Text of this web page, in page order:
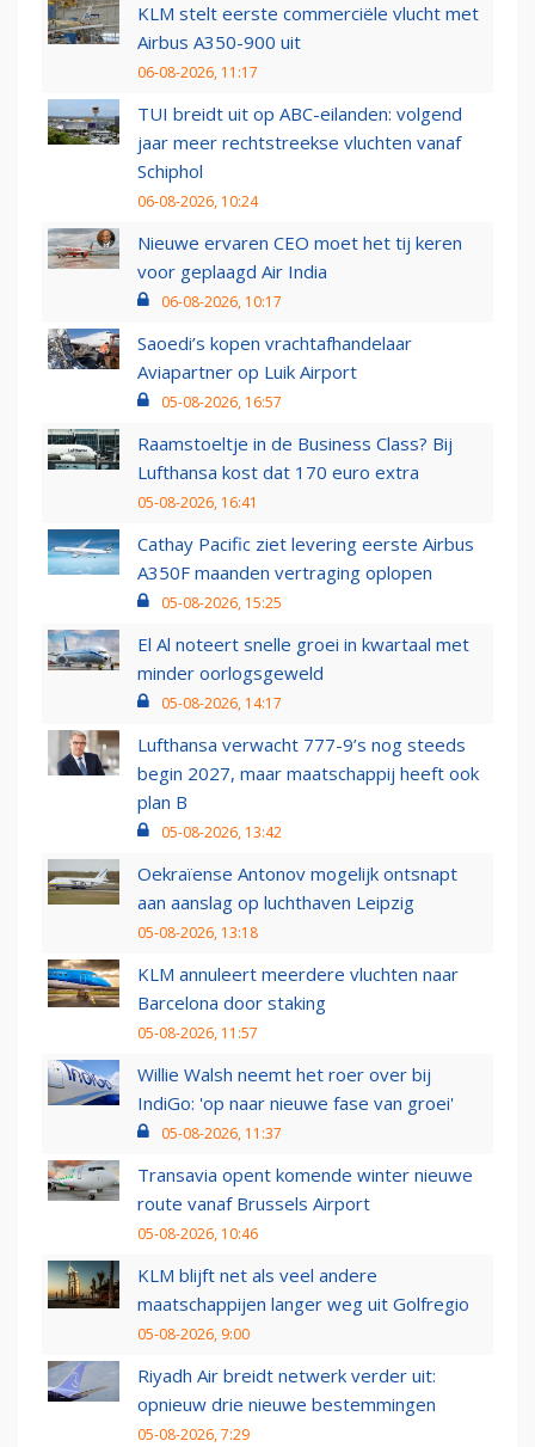
KLM stelt eerste commerciële vlucht met
Airbus A350-900 uit
06-08-2026, 11:17
TUI breidt uit op ABC-eilanden: volgend
jaar meer rechtstreekse vluchten vanaf
Schiphol
06-08-2026, 10:24
Nieuwe ervaren CEO moet het tij keren
voor geplaagd Air India
06-08-2026, 10:17
Saoedi’s kopen vrachtafhandelaar
Aviapartner op Luik Airport
05-08-2026, 16:57
Raamstoeltje in de Business Class? Bij
Lufthansa kost dat 170 euro extra
05-08-2026, 16:41
Cathay Pacific ziet levering eerste Airbus
A350F maanden vertraging oplopen
05-08-2026, 15:25
El Al noteert snelle groei in kwartaal met
minder oorlogsgeweld
05-08-2026, 14:17
Lufthansa verwacht 777-9’s nog steeds
begin 2027, maar maatschappij heeft ook
plan B
05-08-2026, 13:42
Oekraïense Antonov mogelijk ontsnapt
aan aanslag op luchthaven Leipzig
05-08-2026, 13:18
KLM annuleert meerdere vluchten naar
Barcelona door staking
05-08-2026, 11:57
Willie Walsh neemt het roer over bij
IndiGo: 'op naar nieuwe fase van groei'
05-08-2026, 11:37
Transavia opent komende winter nieuwe
route vanaf Brussels Airport
05-08-2026, 10:46
KLM blijft net als veel andere
maatschappijen langer weg uit Golfregio
05-08-2026, 9:00
Riyadh Air breidt netwerk verder uit:
opnieuw drie nieuwe bestemmingen
05-08-2026, 7:29